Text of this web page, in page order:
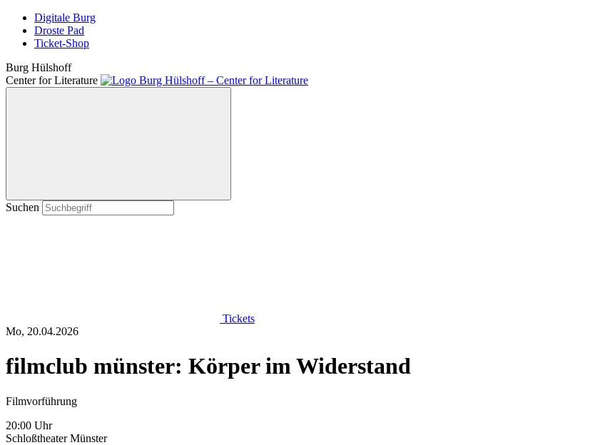
Digitale Burg
Droste Pad
Ticket-Shop
Burg Hülshoff
Center for Literature
Suchen
Tickets
Mo, 20.04.2026
filmclub münster: Körper im Widerstand
Filmvorführung
20:00 Uhr
Schloßtheater Münster